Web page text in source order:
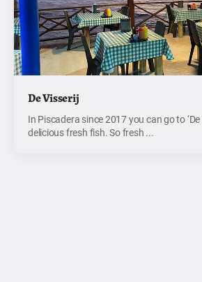
De Visserij
In Piscadera since 2017 you can go to ‘De
delicious fresh fish. So fresh ...